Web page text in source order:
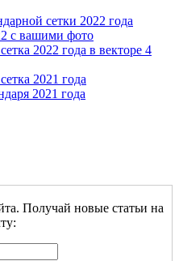
сетки 2022 года
с вашими фото
2022 года в векторе 4
2021 года
2021 года
Получай новые статьи на